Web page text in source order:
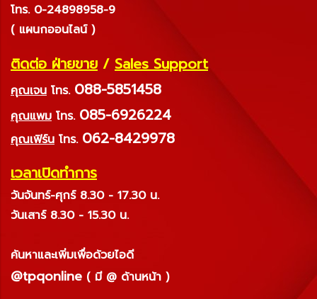
โทร. 0-24898958-9
( แผนกออนไลน์ )
ติดต่อ ฝ่ายขาย / Sales Support
คุณเจน โทร. 088-5851458
คุณแพม โทร. 085-6926224
คุณเฟิร์น โทร. 062-8429978
เวลาเปิดทำการ
วันจันทร์-ศุกร์ 8.30 - 17.30 น.
วันเสาร์ 8.30 - 15.30 น.
ค้นหาและเพิ่มเพื่อด้วยไอดี
@tpqonline ( มี @ ด้านหน้า )